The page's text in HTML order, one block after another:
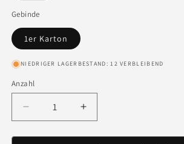
Gebinde
1er Karton
NIEDRIGER LAGERBESTAND: 12 VERBLEIBEND
Anzahl
Anzahl
Verringere
die
Menge
Erhöhe
die
Menge